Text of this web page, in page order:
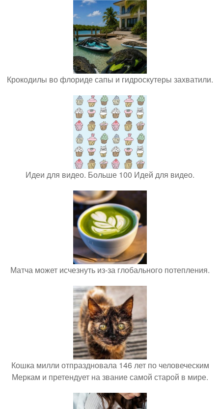
Крокодилы во флориде сапы и гидроскутеры захватили.
Идеи для видео. Больше 100 Идей для видео.
Матча может исчезнуть из-за глобального потепления.
Кошка милли отпраздновала 146 лет по человеческим
Меркам и претендует на звание самой старой в мире.